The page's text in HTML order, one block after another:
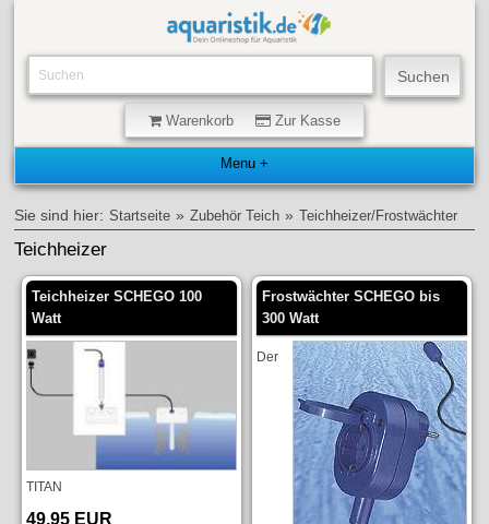
Warenkorb Zur Kasse
Sie sind hier: Startseite » Zubehör Teich » Teichheizer/Frostwächter
Teichheizer
Teichheizer SCHEGO 100
Watt
TITAN
49,95 EUR
Frostwächter SCHEGO bis
300 Watt
Der